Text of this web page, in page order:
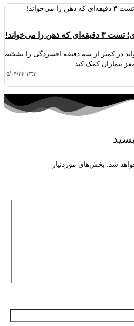
را می‌خواند!
در کمتر از سه دقیقه افسردگی را تشخیص
بیماران کمک کند.
۱۴۰۵/۰۴/۲۴
شد.
بخش‌های موردنیاز